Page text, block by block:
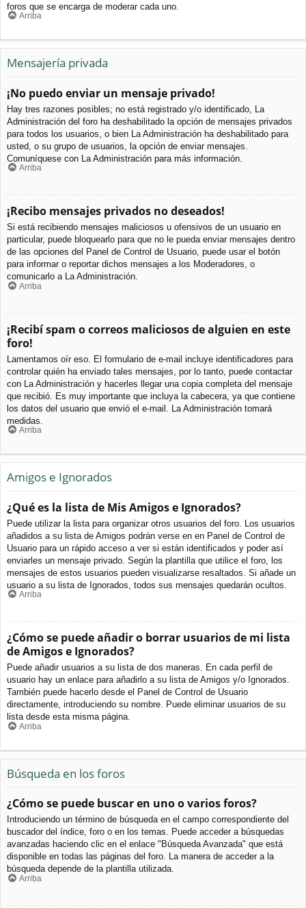
foros que se encarga de moderar cada uno.
Arriba
Mensajería privada
¡No puedo enviar un mensaje privado!
Hay tres razones posibles; no está registrado y/o identificado, La
Administración del foro ha deshabilitado la opción de mensajes privados
para todos los usuarios, o bien La Administración ha deshabilitado para
usted, o su grupo de usuarios, la opción de enviar mensajes.
Comuníquese con La Administración para más información.
Arriba
¡Recibo mensajes privados no deseados!
Si está recibiendo mensajes maliciosos u ofensivos de un usuario en
particular, puede bloquearlo para que no le pueda enviar mensajes dentro
de las opciones del Panel de Control de Usuario, puede usar el botón
para informar o reportar dichos mensajes a los Moderadores, o
comunicarlo a La Administración.
Arriba
¡Recibí spam o correos maliciosos de alguien en este
foro!
Lamentamos oír eso. El formulario de e-mail incluye identificadores para
controlar quién ha enviado tales mensajes, por lo tanto, puede contactar
con La Administración y hacerles llegar una copia completa del mensaje
que recibió. Es muy importante que incluya la cabecera, ya que contiene
los datos del usuario que envió el e-mail. La Administración tomará
medidas.
Arriba
Amigos e Ignorados
¿Qué es la lista de Mis Amigos e Ignorados?
Puede utilizar la lista para organizar otros usuarios del foro. Los usuarios
añadidos a su lista de Amigos podrán verse en en Panel de Control de
Usuario para un rápido acceso a ver si están identificados y poder así
enviarles un mensaje privado. Según la plantilla que utilice el foro, los
mensajes de estos usuarios pueden visualizarse resaltados. Si añade un
usuario a su lista de Ignorados, todos sus mensajes quedarán ocultos.
Arriba
¿Cómo se puede añadir o borrar usuarios de mi lista
de Amigos e Ignorados?
Puede añadir usuarios a su lista de dos maneras. En cada perfil de
usuario hay un enlace para añadirlo a su lista de Amigos y/o Ignorados.
También puede hacerlo desde el Panel de Control de Usuario
directamente, introduciendo su nombre. Puede eliminar usuarios de su
lista desde esta misma página.
Arriba
Búsqueda en los foros
¿Cómo se puede buscar en uno o varios foros?
Introduciendo un término de búsqueda en el campo correspondiente del
buscador del índice, foro o en los temas. Puede acceder a búsquedas
avanzadas haciendo clic en el enlace "Búsqueda Avanzada" que está
disponible en todas las páginas del foro. La manera de acceder a la
búsqueda depende de la plantilla utilizada.
Arriba